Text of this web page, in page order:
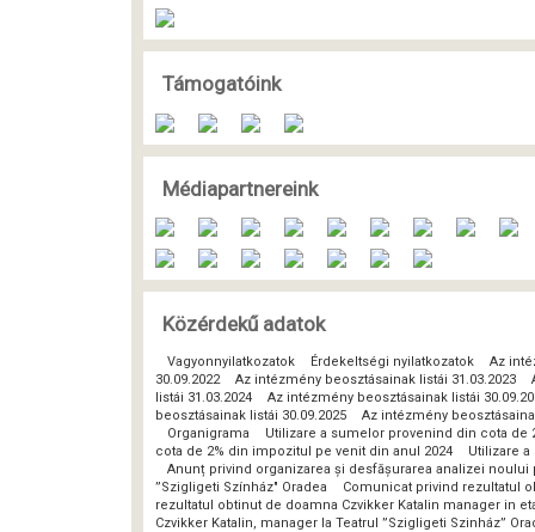
Támogatóink
Médiapartnereink
Közérdekű adatok
Vagyonnyilatkozatok Érdekeltségi nyilatkozatok
Az
30.09.2022
Az intézmény beosztásainak listái 31.03.2023
listái 31.03.2024
Az intézmény beosztásainak listái
beosztásainak listái 30.09.2025
Az intézmény
Organigrama
Utilizare a sumelor provenind din cota
cota de 2% din impozitul pe venit din anul 2024
Utilizare
Anunț privind organizarea și desfășurarea analizei
”Szigligeti Színház" Oradea
Comunicat privind rezultatul
rezultatul obtinut de doamna Czvikker Katalin manager in
Czvikker Katalin, manager la Teatrul ”Szigligeti Szinház”